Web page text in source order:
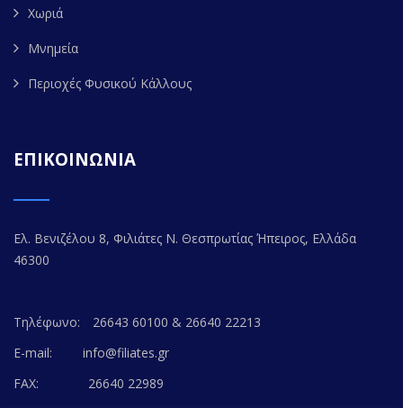
Χωριά
Μνημεία
Περιοχές Φυσικού Κάλλους
ΕΠΙΚΟΙΝΩΝΙΑ
Ελ. Βενιζέλου 8, Φιλιάτες Ν. Θεσπρωτίας Ήπειρος, Ελλάδα
46300
Τηλέφωνο:
26643 60100 & 26640 22213
E-mail:
info@filiates.gr
FAX:
26640 22989